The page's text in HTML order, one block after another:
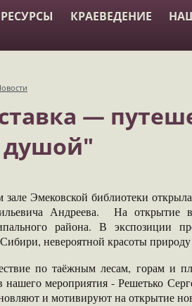
РЕСУРСЫ КРАЕВЕДЕНИЕ
—
душой"
Эмековской библиотеки
Андреева. На открытие
района. В экспозиции
невероятной красоты
таёжным лесам, горам и
нашего мероприятия - Решетько
и мотивируют на открытие